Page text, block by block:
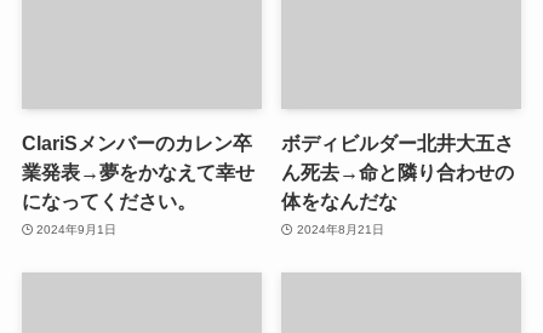
ClariSメンバーのカレン卒
業発表→夢をかなえて幸せ
になってください。
2024年9月1日
ボディビルダー北井大五さ
ん死去→命と隣り合わせの
体をなんだな
2024年8月21日